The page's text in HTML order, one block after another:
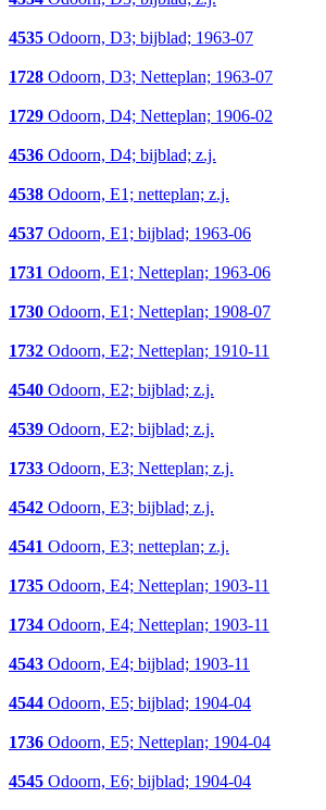
4535 Odoorn, D3; bijblad; 1963-07
1728 Odoorn, D3; Netteplan; 1963-07
1729 Odoorn, D4; Netteplan; 1906-02
4536 Odoorn, D4; bijblad; z.j.
4538 Odoorn, E1; netteplan; z.j.
4537 Odoorn, E1; bijblad; 1963-06
1731 Odoorn, E1; Netteplan; 1963-06
1730 Odoorn, E1; Netteplan; 1908-07
1732 Odoorn, E2; Netteplan; 1910-11
4540 Odoorn, E2; bijblad; z.j.
4539 Odoorn, E2; bijblad; z.j.
1733 Odoorn, E3; Netteplan; z.j.
4542 Odoorn, E3; bijblad; z.j.
4541 Odoorn, E3; netteplan; z.j.
1735 Odoorn, E4; Netteplan; 1903-11
1734 Odoorn, E4; Netteplan; 1903-11
4543 Odoorn, E4; bijblad; 1903-11
4544 Odoorn, E5; bijblad; 1904-04
1736 Odoorn, E5; Netteplan; 1904-04
4545 Odoorn, E6; bijblad; 1904-04